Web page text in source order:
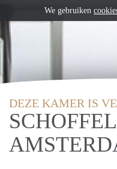
DEZE KAMER IS
We gebruiken